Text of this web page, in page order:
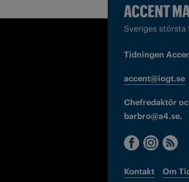
Sveriges
Tidningen
accent@iogt.se
Chefredaktör
barbro@a4.se.
Kontakt Om